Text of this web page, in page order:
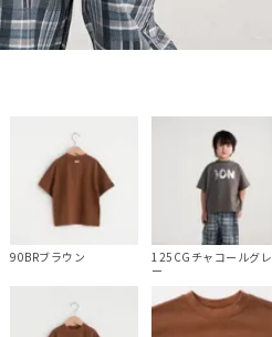
90BRブラウン
125CGチャコールグレ
ー